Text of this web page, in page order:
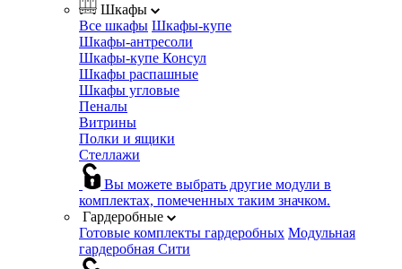
Шкафы
Все шкафы Шкафы-купе
Шкафы-антресоли
Шкафы-купе Консул
Шкафы распашные
Шкафы угловые
Пеналы
Витрины
Полки и ящики
Стеллажи
Вы можете выбрать другие модули в
комплектах, помеченных таким значком.
Гардеробные
Готовые комплекты гардеробных Модульная
гардеробная Сити